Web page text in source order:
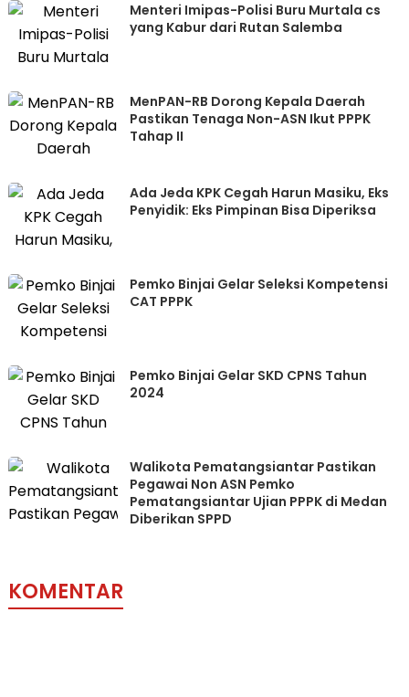
Menteri Imipas-Polisi Buru Murtala cs
yang Kabur dari Rutan Salemba
MenPAN-RB Dorong Kepala Daerah
Pastikan Tenaga Non-ASN Ikut PPPK
Tahap II
Ada Jeda KPK Cegah Harun Masiku, Eks
Penyidik: Eks Pimpinan Bisa Diperiksa
Pemko Binjai Gelar Seleksi Kompetensi
CAT PPPK
Pemko Binjai Gelar SKD CPNS Tahun
2024
Walikota Pematangsiantar Pastikan
Pegawai Non ASN Pemko
Pematangsiantar Ujian PPPK di Medan
Diberikan SPPD
KOMENTAR